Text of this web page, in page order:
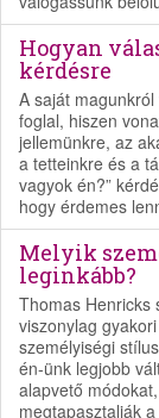
Hogyan
kérdésre
A saját
foglal, hiszen
jellemünkre, az
a tetteinkre és a
vagyok én?”
hogy érdemes
Melyik
leginkább?
Thomas Henricks
viszonylag
személyiségi
én-ünk legjobb
alapvető
megtapasztalják